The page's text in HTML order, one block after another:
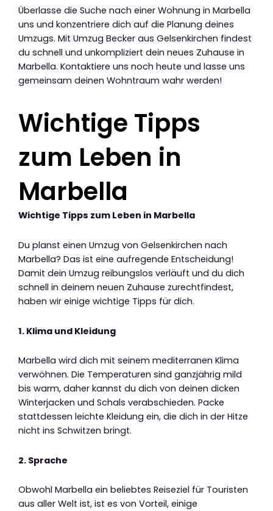
Überlasse die Suche nach einer Wohnung in Marbella
uns und konzentriere dich auf die Planung deines
Umzugs. Mit Umzug Becker aus Gelsenkirchen findest
du schnell und unkompliziert dein neues Zuhause in
Marbella. Kontaktiere uns noch heute und lasse uns
gemeinsam deinen Wohntraum wahr werden!
Wichtige Tipps
zum Leben in
Marbella
Wichtige Tipps zum Leben in Marbella
Du planst einen Umzug von Gelsenkirchen nach
Marbella? Das ist eine aufregende Entscheidung!
Damit dein Umzug reibungslos verläuft und du dich
schnell in deinem neuen Zuhause zurechtfindest,
haben wir einige wichtige Tipps für dich.
1. Klima und Kleidung
Marbella wird dich mit seinem mediterranen Klima
verwöhnen. Die Temperaturen sind ganzjährig mild
bis warm, daher kannst du dich von deinen dicken
Winterjacken und Schals verabschieden. Packe
stattdessen leichte Kleidung ein, die dich in der Hitze
nicht ins Schwitzen bringt.
2. Sprache
Obwohl Marbella ein beliebtes Reiseziel für Touristen
aus aller Welt ist, ist es von Vorteil, einige